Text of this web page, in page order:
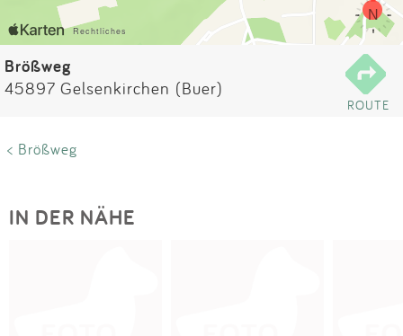
Brößweg
45897 Gelsenkirchen (Buer)
ROUTE
< Brößweg
IN DER NÄHE